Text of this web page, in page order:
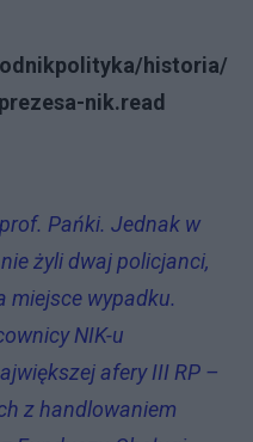
historia/
nik.read
Pańki. Jednak w
żyli dwaj policjanci,
miejsce wypadku.
NIK-u
afery III RP –
z handlowaniem